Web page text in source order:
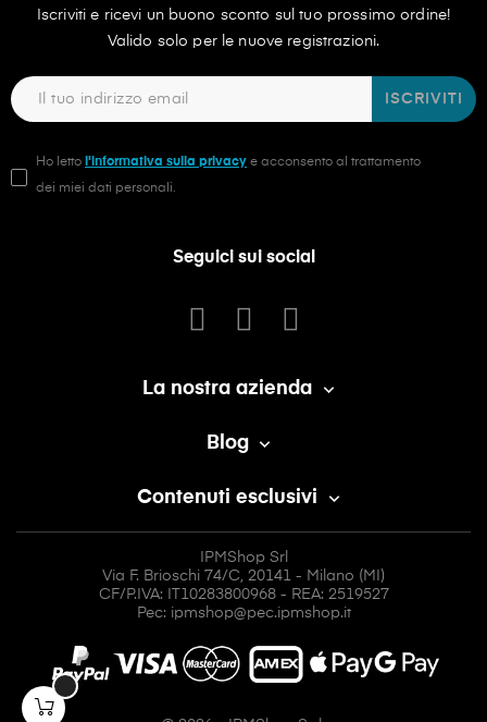
Iscriviti e ricevi un buono sconto sul tuo prossimo ordine!
Valido solo per le nuove registrazioni.
ISCRIVITI
Ho letto l'informativa sulla privacy e acconsento al trattamento
dei miei dati personali.
Seguici sui social
La nostra azienda 
Blog 
Contenuti esclusivi 
IPMShop Srl
Via F. Brioschi 74/C, 20141 - Milano (MI)
CF/P.IVA: IT10283800968 - REA: 2519527
Pec: ipmshop@pec.ipmshop.it